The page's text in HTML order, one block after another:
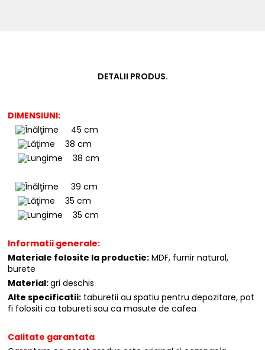
DETALII PRODUS.
DIMENSIUNI:
45 cm
38 cm
38 cm
39 cm
35 cm
35 cm
Informatii generale:
Materiale folosite la productie: MDF, furnir natural,
burete
Material:gri deschis
Alte specificatii: taburetii au spatiu pentru depozitare, pot
fi folositi ca tabureti sau ca masute de cafea
Calitate garantata